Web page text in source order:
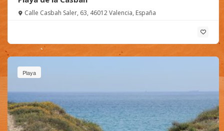
Calle Casbah Saler, 63, 46012 Valencia, España
Playa